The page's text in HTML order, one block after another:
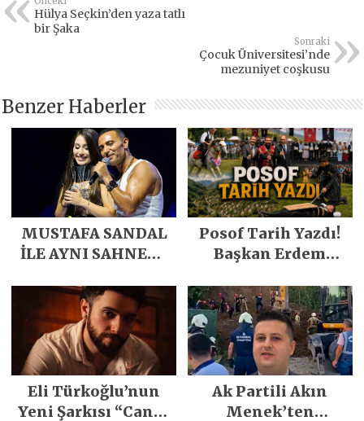
Hülya Seçkin’den yaza tatlı
bir Şaka
Sonraki
Çocuk Üniversitesi’nde
mezuniyet coşkusu
Benzer Haberler
MUSTAFA SANDAL
İLE AYNI SAHNEDE
Posof Tarih Yazdı!
Başkan Erdem
Emeğiyle Son
Yılların En Büyük
Festivali
Gerçekleşti
Eli Türkoğlu’nun
Yeni Şarkısı “Canın
Ak Partili Akın
Menek’ten